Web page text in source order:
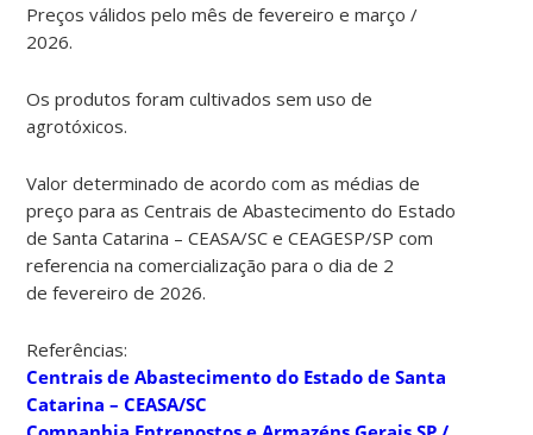
Preços válidos pelo mês de fevereiro e março /
2026.
Os produtos foram cultivados sem uso de
agrotóxicos.
Valor determinado de acordo com as médias de
preço para as Centrais de Abastecimento do Estado
de Santa Catarina – CEASA/SC e CEAGESP/SP com
referencia na comercialização para o dia de 2
de fevereiro de 2026.
Referências:
Centrais de Abastecimento do Estado de Santa
Catarina – CEASA/SC